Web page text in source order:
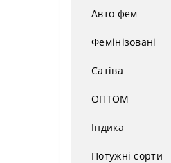
Авто фем
Фемінізовані
Сатіва
ОПТОМ
Індика
Потужні сорти